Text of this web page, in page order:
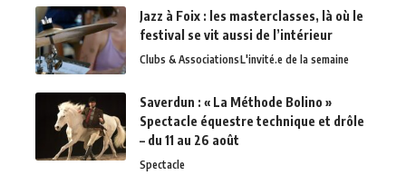
Jazz à Foix : les masterclasses, là où le
festival se vit aussi de l’intérieur
Clubs & AssociationsL'invité.e de la semaine
Saverdun : « La Méthode Bolino »
Spectacle équestre technique et drôle
– du 11 au 26 août
Spectacle